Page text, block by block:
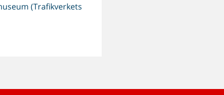
(Trafikverkets